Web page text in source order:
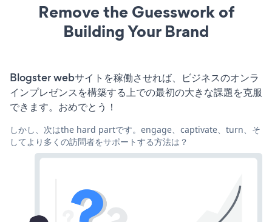
Remove the Guesswork of
Building Your Brand
Blogster webサイトを稼働させれば、ビジネスのオンラ
インプレゼンスを構築する上での最初の大きな課題を克服
できます。おめでとう！
しかし、次はthe hard partです。engage、captivate、turn、そ
してより多くの訪問者をサポートする方法は？